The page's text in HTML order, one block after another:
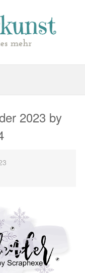
2023 by